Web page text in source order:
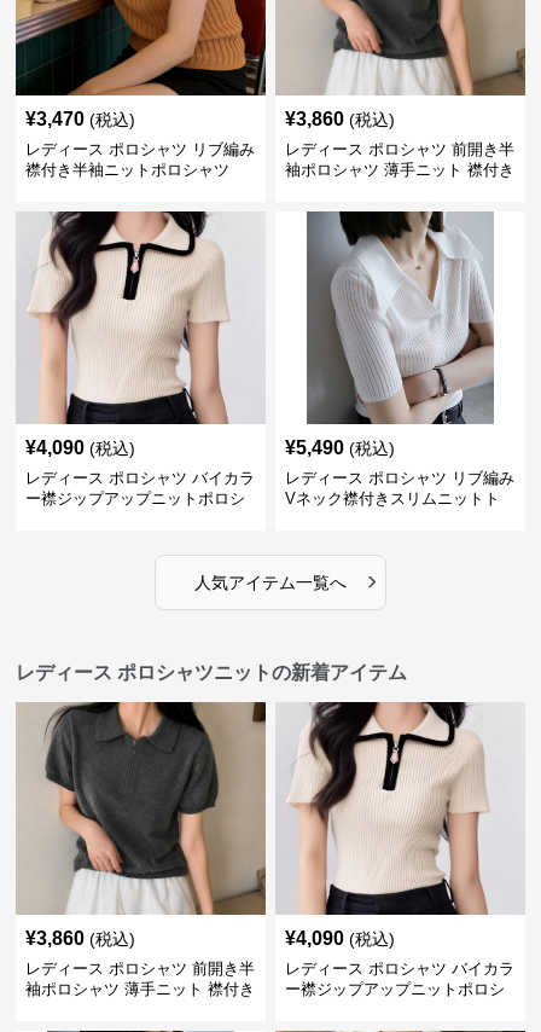
¥3,470 (税込)
レディース ポロシャツ リブ編み
襟付き半袖ニットポロシャツ
¥3,860 (税込)
レディース ポロシャツ 前開き半
袖ポロシャツ 薄手ニット 襟付き
¥4,090 (税込)
レディース ポロシャツ バイカラ
ー襟ジップアップニットポロシ
¥5,490 (税込)
レディース ポロシャツ リブ編み
Vネック襟付きスリムニットト
人気アイテム一覧へ ›
レディース ポロシャツニットの新着アイテム
¥3,860 (税込)
レディース ポロシャツ 前開き半
袖ポロシャツ 薄手ニット 襟付き
¥4,090 (税込)
レディース ポロシャツ バイカラ
ー襟ジップアップニットポロシ